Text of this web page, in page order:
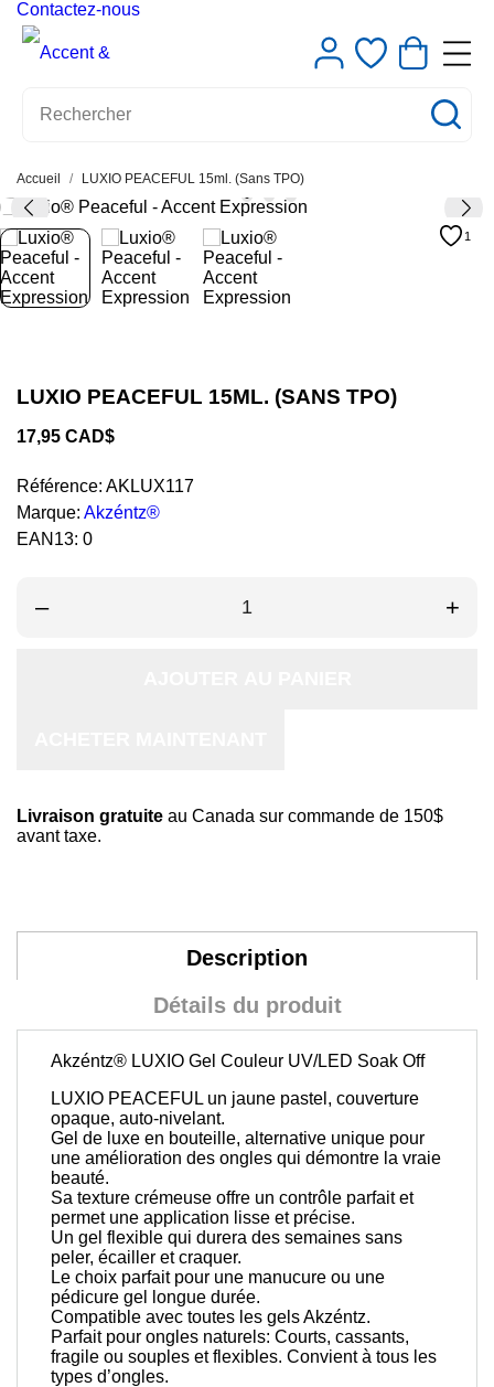
Contactez-nous
Accueil LUXIO PEACEFUL 15ml. (Sans TPO)
1
LUXIO PEACEFUL 15ML. (SANS TPO)
17,95 CAD$
Référence: AKLUX117
Marque: Akzéntz®
EAN13: 0
– +
Livraison gratuite au Canada sur commande de 150$
avant taxe.
Description
Détails du produit
Akzéntz® LUXIO Gel Couleur UV/LED Soak Off
LUXIO PEACEFUL un jaune pastel, couverture
opaque, auto-nivelant.
Gel de luxe en bouteille, alternative unique pour
une amélioration des ongles qui démontre la vraie
beauté.
Sa texture crémeuse offre un contrôle parfait et
permet une application lisse et précise.
Un gel flexible qui durera des semaines sans
peler, écailler et craquer.
Le choix parfait pour une manucure ou une
pédicure gel longue durée.
Compatible avec toutes les gels Akzéntz.
Parfait pour ongles naturels: Courts, cassants,
fragile ou souples et flexibles. Convient à tous les
types d’ongles.